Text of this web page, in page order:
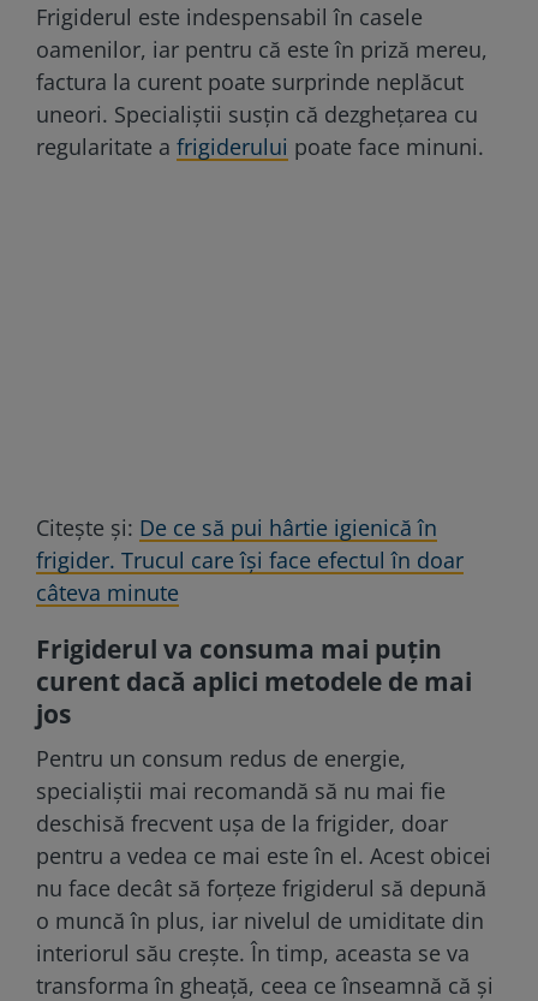
Frigiderul este indespensabil în casele
oamenilor, iar pentru că este în priză mereu,
factura la curent poate surprinde neplăcut
uneori. Specialiștii susțin că dezghețarea cu
regularitate a frigiderului poate face minuni.
Citește și: De ce să pui hârtie igienică în
frigider. Trucul care își face efectul în doar
câteva minute
Frigiderul va consuma mai puțin
curent dacă aplici metodele de mai
jos
Pentru un consum redus de energie,
specialiștii mai recomandă să nu mai fie
deschisă frecvent ușa de la frigider, doar
pentru a vedea ce mai este în el. Acest obicei
nu face decât să forțeze frigiderul să depună
o muncă în plus, iar nivelul de umiditate din
interiorul său crește. În timp, aceasta se va
transforma în gheață, ceea ce înseamnă că și